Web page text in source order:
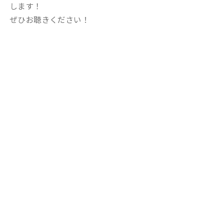
します！
ぜひお聴きください！